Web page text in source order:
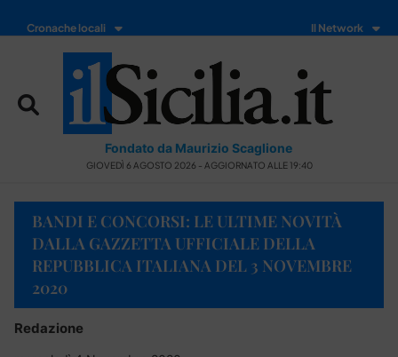
Cronache locali Il Network
Fondato da Maurizio Scaglione
GIOVEDÌ 6 AGOSTO 2026 - AGGIORNATO ALLE 19:40
BANDI E CONCORSI: LE ULTIME NOVITÀ
DALLA GAZZETTA UFFICIALE DELLA
REPUBBLICA ITALIANA DEL 3 NOVEMBRE
2020
Redazione